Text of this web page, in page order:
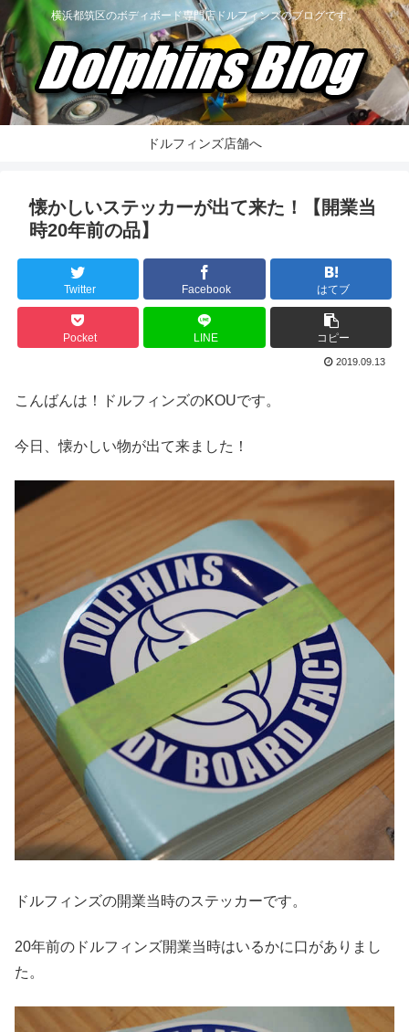
横浜都筑区のボディボード専門店ドルフィンズのブログです。
ドルフィンズ店舗へ
懐かしいステッカーが出て来た！【開業当
時20年前の品】
Twitter Facebook はてブ
Pocket LINE コピー
2019.09.13
こんばんは！ドルフィンズのKOUです。
今日、懐かしい物が出て来ました！
ドルフィンズの開業当時のステッカーです。
20年前のドルフィンズ開業当時はいるかに口がありまし
た。